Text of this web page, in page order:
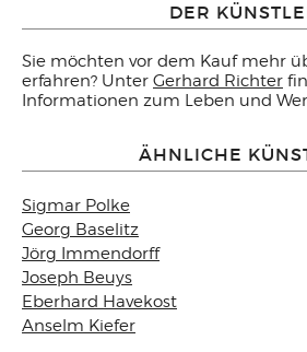
DER
Sie möchten vor dem Kauf mehr
erfahren? Unter Gerhard Richter
Informationen zum Leben und
ÄHNLICHE
Sigmar Polke
Georg Baselitz
Jörg Immendorff
Joseph Beuys
Eberhard Havekost
Anselm Kiefer